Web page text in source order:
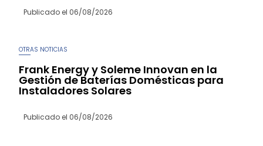
Publicado el 06/08/2026
OTRAS NOTICIAS
Frank Energy y Soleme Innovan en la
Gestión de Baterías Domésticas para
Instaladores Solares
Publicado el 06/08/2026